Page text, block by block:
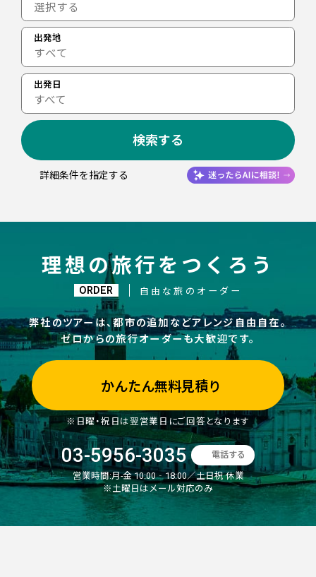
選択する
出発地
出発日
すべて
検索する
詳細条件を指定する
理想の旅行をつくろう
ORDER 自由な旅のオーダー
弊社のツアーは、都市の追加などアレンジ自由自在。
ゼロからの旅行オーダーも大歓迎です。
かんたん無料見積り
※日曜・祝日は翌営業日にご回答となります
03-5956-3035 電話する
営業時間:月-金 10:00‐18:00／土日祝 休業
※土曜日はメール対応のみ